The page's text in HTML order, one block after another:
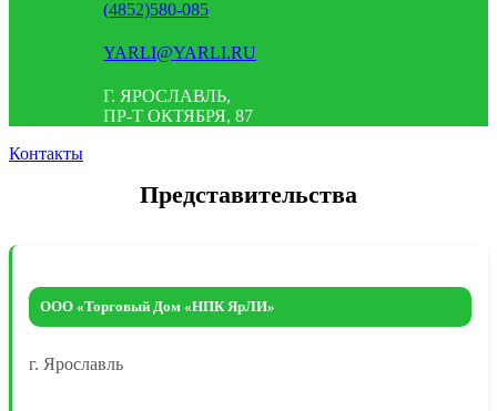
(4852)580-085
YARLI@YARLI.RU
Г. ЯРОСЛАВЛЬ,
ПР-Т ОКТЯБРЯ, 87
Контакты
Представительства
ООО «Торговый Дом «НПК ЯрЛИ»
г. Ярославль